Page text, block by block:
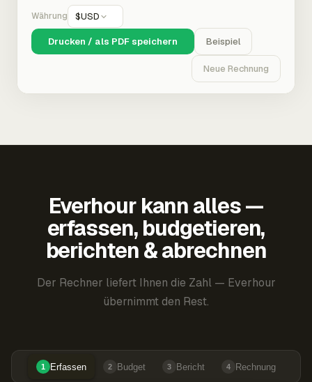
Währung $USD
Drucken / als PDF speichern Beispiel
Neue Rechnung
Everhour kann alles —
erfassen, budgetieren,
berichten & abrechnen
Der Rechner liefert Ihnen die Zahl — Everhour
übernimmt den Rest.
1 Erfassen 2 Budget 3 Bericht 4 Rechnung